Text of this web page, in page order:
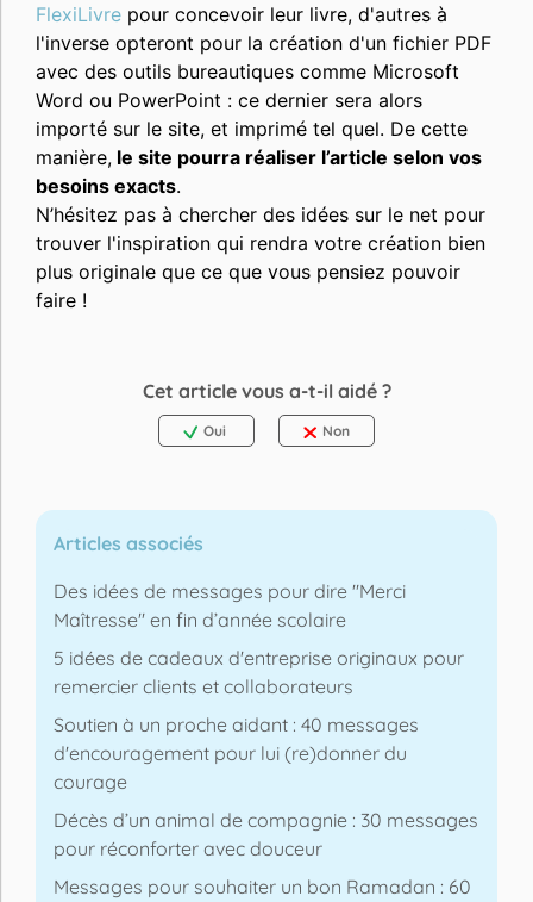
FlexiLivre pour concevoir leur livre, d'autres à
l'inverse opteront pour la création d'un fichier PDF
avec des outils bureautiques comme Microsoft
Word ou PowerPoint : ce dernier sera alors
importé sur le site, et imprimé tel quel. De cette
manière, le site pourra réaliser l’article selon vos
besoins exacts.
N’hésitez pas à chercher des idées sur le net pour
trouver l'inspiration qui rendra votre création bien
plus originale que ce que vous pensiez pouvoir
faire !
Cet article vous a-t-il aidé ?
Oui Non
Articles associés
Des idées de messages pour dire "Merci
Maîtresse" en fin d’année scolaire
5 idées de cadeaux d'entreprise originaux pour
remercier clients et collaborateurs
Soutien à un proche aidant : 40 messages
d'encouragement pour lui (re)donner du
courage
Décès d’un animal de compagnie : 30 messages
pour réconforter avec douceur
Messages pour souhaiter un bon Ramadan : 60